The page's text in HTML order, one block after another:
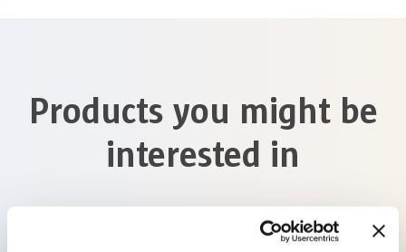
Products you might be
interested in